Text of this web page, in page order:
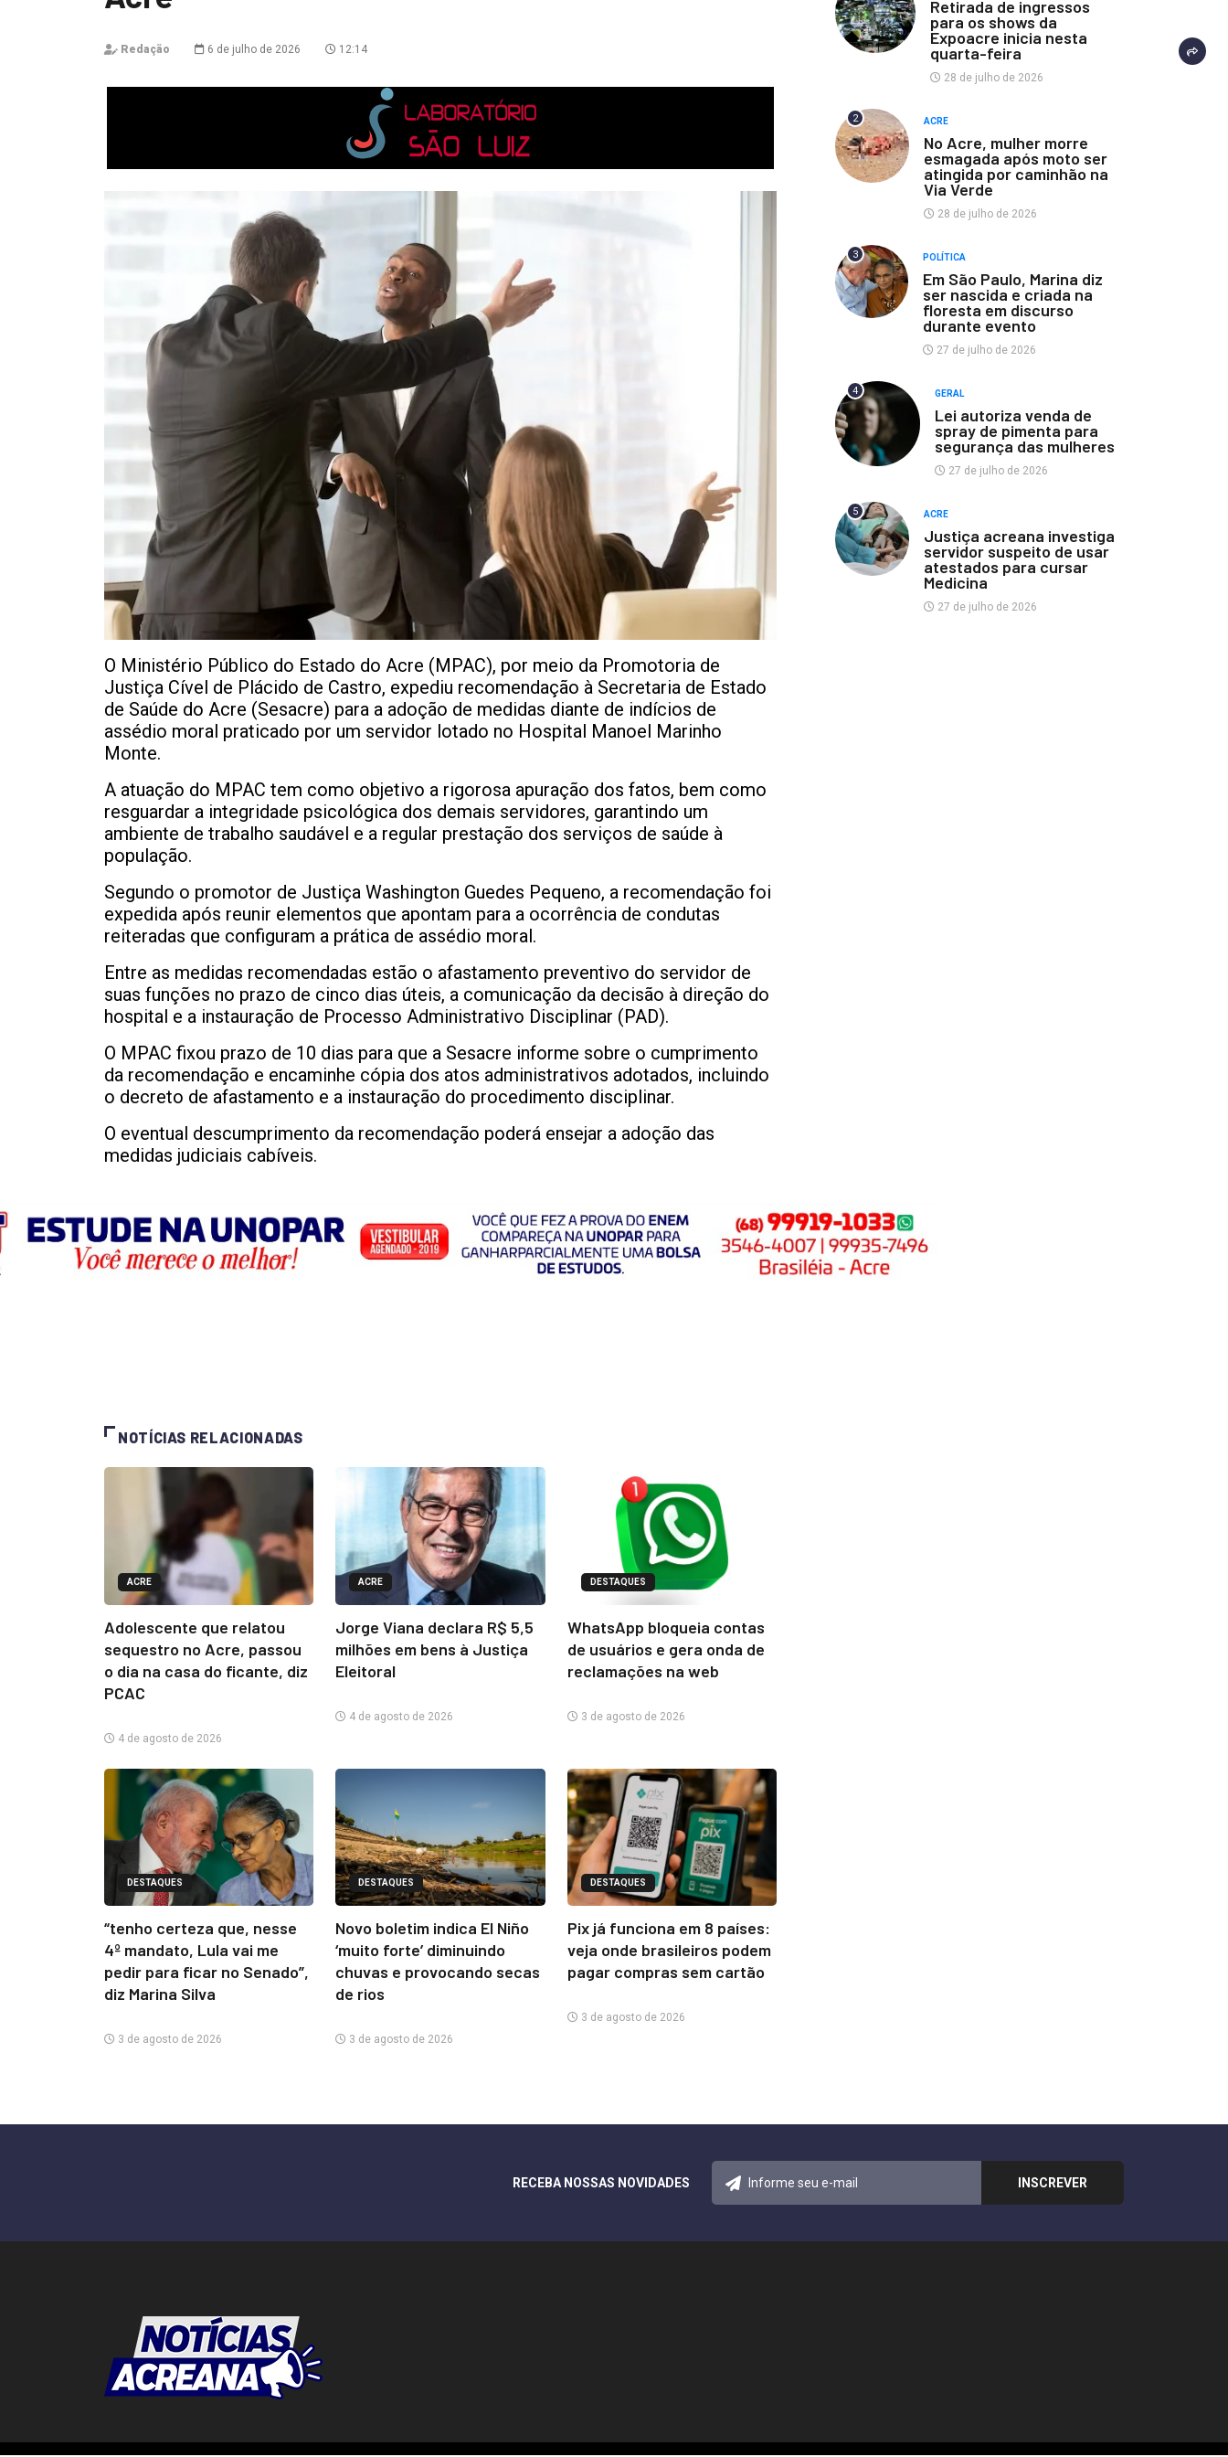
Redação 6 de julho de 2026 12:14
O Ministério Público do Estado do Acre (MPAC), por meio da Promotoria de
Justiça Cível de Plácido de Castro, expediu recomendação à Secretaria de Estado
de Saúde do Acre (Sesacre) para a adoção de medidas diante de indícios de
assédio moral praticado por um servidor lotado no Hospital Manoel Marinho
Monte.
A atuação do MPAC tem como objetivo a rigorosa apuração dos fatos, bem como
resguardar a integridade psicológica dos demais servidores, garantindo um
ambiente de trabalho saudável e a regular prestação dos serviços de saúde à
população.
Segundo o promotor de Justiça Washington Guedes Pequeno, a recomendação foi
expedida após reunir elementos que apontam para a ocorrência de condutas
reiteradas que configuram a prática de assédio moral.
Entre as medidas recomendadas estão o afastamento preventivo do servidor de
suas funções no prazo de cinco dias úteis, a comunicação da decisão à direção do
hospital e a instauração de Processo Administrativo Disciplinar (PAD).
O MPAC fixou prazo de 10 dias para que a Sesacre informe sobre o cumprimento
da recomendação e encaminhe cópia dos atos administrativos adotados, incluindo
o decreto de afastamento e a instauração do procedimento disciplinar.
O eventual descumprimento da recomendação poderá ensejar a adoção das
medidas judiciais cabíveis.
NOTÍCIAS RELACIONADAS
ACRE
Adolescente que relatou
sequestro no Acre, passou
o dia na casa do ficante, diz
PCAC
4 de agosto de 2026
ACRE
Jorge Viana declara R$ 5,5
milhões em bens à Justiça
Eleitoral
4 de agosto de 2026
DESTAQUES
WhatsApp bloqueia contas
de usuários e gera onda de
reclamações na web
3 de agosto de 2026
DESTAQUES
“tenho certeza que, nesse
4º mandato, Lula vai me
pedir para ficar no Senado”,
diz Marina Silva
3 de agosto de 2026
DESTAQUES
Novo boletim indica El Niño
‘muito forte’ diminuindo
chuvas e provocando secas
de rios
3 de agosto de 2026
DESTAQUES
Pix já funciona em 8 países:
veja onde brasileiros podem
pagar compras sem cartão
3 de agosto de 2026
Retirada de ingressos
para os shows da
Expoacre inicia nesta
quarta-feira
28 de julho de 2026
2 ACRE
No Acre, mulher morre
esmagada após moto ser
atingida por caminhão na
Via Verde
28 de julho de 2026
3 POLÍTICA
Em São Paulo, Marina diz
ser nascida e criada na
floresta em discurso
durante evento
27 de julho de 2026
4 GERAL
Lei autoriza venda de
spray de pimenta para
segurança das mulheres
27 de julho de 2026
5 ACRE
Justiça acreana investiga
servidor suspeito de usar
atestados para cursar
Medicina
27 de julho de 2026
RECEBA NOSSAS NOVIDADES